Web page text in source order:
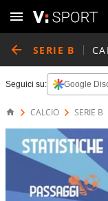
SERIE B
Seguici su: Google
CALCIO SERIE B